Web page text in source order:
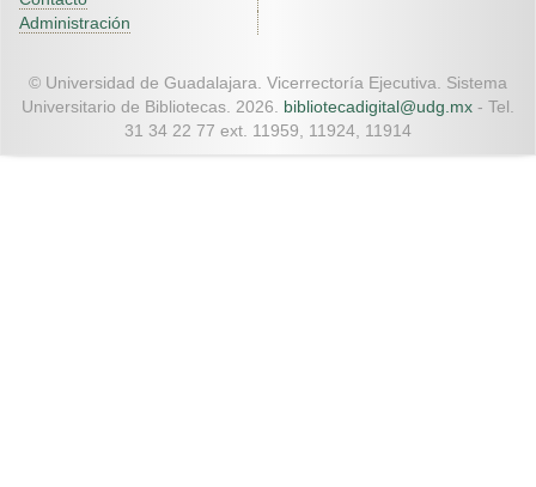
Administración
© Universidad de Guadalajara. Vicerrectoría Ejecutiva. Sistema
Universitario de Bibliotecas. 2026. bibliotecadigital@udg.mx - Tel.
31 34 22 77 ext. 11959, 11924, 11914